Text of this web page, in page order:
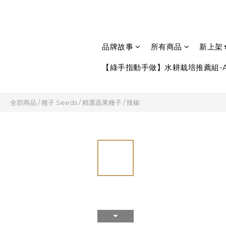
品牌故事 所有商品 新上
【綠手指動手做】水耕栽培推薦
全部商品 /種子 Seeds/精選蔬果種子 /辣椒